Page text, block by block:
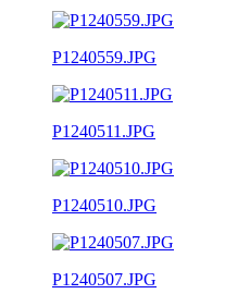
P1240559.JPG
P1240511.JPG
P1240510.JPG
P1240507.JPG